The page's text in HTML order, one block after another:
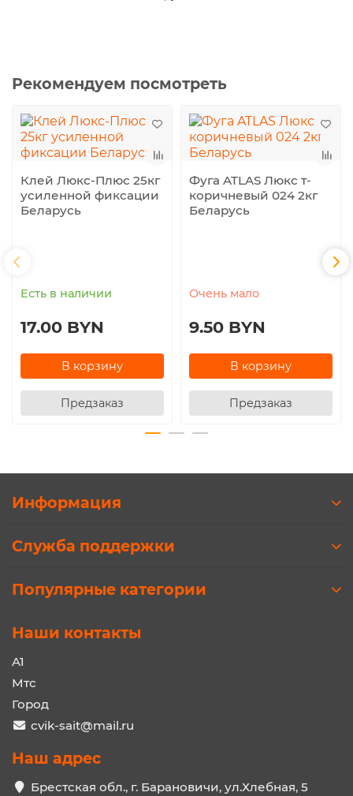
Рекомендуем посмотреть
Клей Люкс-Плюс 25кг
усиленной фиксации
Беларусь
Есть в наличии
17.00 BYN
В корзину
Предзаказ
Фуга ATLAS Люкс т-
коричневый 024 2кг
Беларусь
Очень мало
9.50 BYN
В корзину
Предзаказ
Информация
Служба поддержки
Популярные категории
Наши контакты
A1
Мтс
Город
cvik-sait@mail.ru
Наш адрес
Брестская обл., г. Барановичи, ул.Хлебная, 5